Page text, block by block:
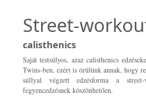
Street-
calisthenics
Saját testsúlyos, azaz calisthenics
Twins-ben, ezért is örülünk annak, hogy
súllyal végzett edzésforma a
fegyencedzésnek köszönhetően.